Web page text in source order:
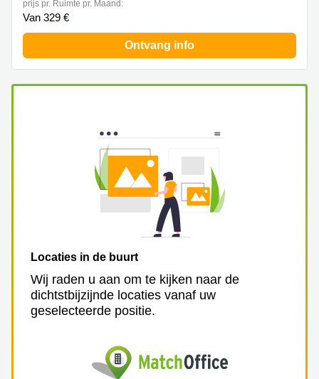
prijs pr. Ruimte pr. Maand:
Van 329 €
Ontvang info
Locaties in de buurt
Wij raden u aan om te kijken naar de
dichtstbijzijnde locaties vanaf uw
geselecteerde positie.